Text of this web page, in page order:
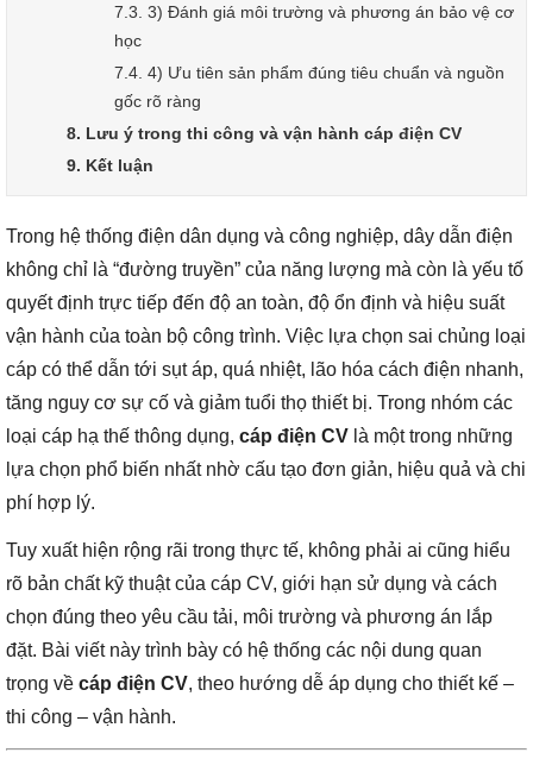
7.3. 3) Đánh giá môi trường và phương án bảo vệ cơ
học
7.4. 4) Ưu tiên sản phẩm đúng tiêu chuẩn và nguồn
gốc rõ ràng
8. Lưu ý trong thi công và vận hành cáp điện CV
9. Kết luận
Trong hệ thống điện dân dụng và công nghiệp, dây dẫn điện
không chỉ là “đường truyền” của năng lượng mà còn là yếu tố
quyết định trực tiếp đến độ an toàn, độ ổn định và hiệu suất
vận hành của toàn bộ công trình. Việc lựa chọn sai chủng loại
cáp có thể dẫn tới sụt áp, quá nhiệt, lão hóa cách điện nhanh,
tăng nguy cơ sự cố và giảm tuổi thọ thiết bị. Trong nhóm các
loại cáp hạ thế thông dụng, cáp điện CV là một trong những
lựa chọn phổ biến nhất nhờ cấu tạo đơn giản, hiệu quả và chi
phí hợp lý.
Tuy xuất hiện rộng rãi trong thực tế, không phải ai cũng hiểu
rõ bản chất kỹ thuật của cáp CV, giới hạn sử dụng và cách
chọn đúng theo yêu cầu tải, môi trường và phương án lắp
đặt. Bài viết này trình bày có hệ thống các nội dung quan
trọng về cáp điện CV, theo hướng dễ áp dụng cho thiết kế –
thi công – vận hành.